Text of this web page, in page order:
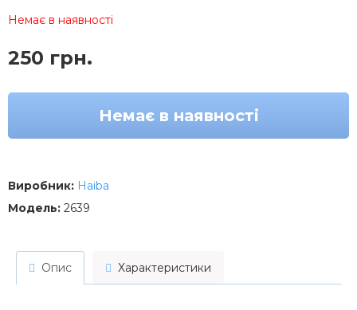
Немає в наявності
250 грн.
Немає в наявності
Виробник: Haiba
Модель: 2639
Опис Характеристики